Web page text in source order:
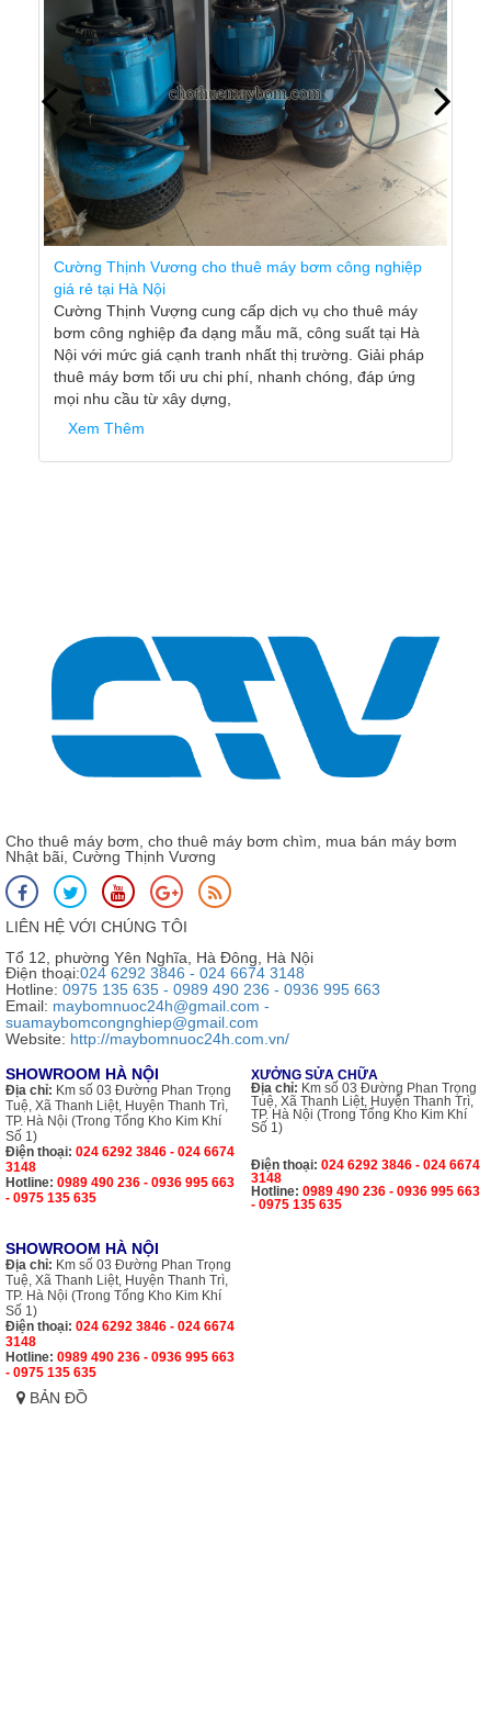
Cường Thịnh Vương cho thuê máy bơm công nghiệp
giá rẻ tại Hà Nội
Cường Thịnh Vượng cung cấp dịch vụ cho thuê máy
bơm công nghiệp đa dạng mẫu mã, công suất tại Hà
Nội với mức giá cạnh tranh nhất thị trường. Giải pháp
thuê máy bơm tối ưu chi phí, nhanh chóng, đáp ứng
mọi nhu cầu từ xây dựng,
Xem Thêm
Cho thuê máy bơm, cho thuê máy bơm chìm, mua bán máy bơm
Nhật bãi, Cường Thịnh Vương
LIÊN HỆ VỚI CHÚNG TÔI
Tổ 12, phường Yên Nghĩa, Hà Đông, Hà Nội
Điện thoại:024 6292 3846 - 024 6674 3148
Hotline: 0975 135 635 - 0989 490 236 - 0936 995 663
Email: maybomnuoc24h@gmail.com -
suamaybomcongnghiep@gmail.com
Website: http://maybomnuoc24h.com.vn/
SHOWROOM HÀ NỘI
Địa chỉ: Km số 03 Đường Phan Trọng
Tuệ, Xã Thanh Liệt, Huyện Thanh Trì,
TP. Hà Nội (Trong Tổng Kho Kim Khí
Số 1)
Điện thoại: 024 6292 3846 - 024 6674
3148
Hotline: 0989 490 236 - 0936 995 663
- 0975 135 635
XƯỞNG SỬA CHỮA
Địa chỉ: Km số 03 Đường Phan Trọng
Tuệ, Xã Thanh Liệt, Huyện Thanh Trì,
TP. Hà Nội (Trong Tổng Kho Kim Khí
Số 1)
Điện thoại: 024 6292 3846 - 024 6674
3148
Hotline: 0989 490 236 - 0936 995 663
- 0975 135 635
SHOWROOM HÀ NỘI
Địa chỉ: Km số 03 Đường Phan Trọng
Tuệ, Xã Thanh Liệt, Huyện Thanh Trì,
TP. Hà Nội (Trong Tổng Kho Kim Khí
Số 1)
Điện thoại: 024 6292 3846 - 024 6674
3148
Hotline: 0989 490 236 - 0936 995 663
- 0975 135 635
BẢN ĐỒ